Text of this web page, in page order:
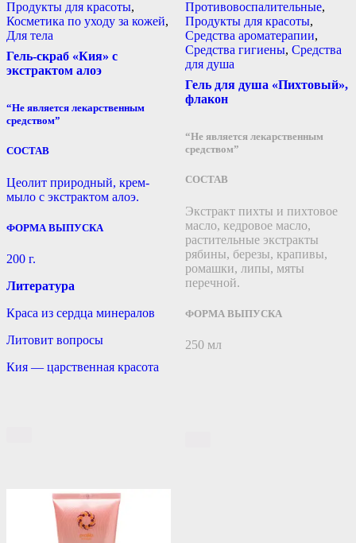
Продукты для красоты,
Косметика по уходу за кожей,
Для тела
Гель-скраб «Кия» с
экстрактом алоэ
“Не является лекарственным
средством”
СОСТАВ
Цеолит природный, крем-
мыло с экстрактом алоэ.
ФОРМА ВЫПУСКА
200 г.
Литература
Краса из сердца минералов
Литовит вопросы
Кия — царственная красота
Противовоспалительные,
Продукты для красоты,
Средства ароматерапии,
Средства гигиены, Средства
для душа
Гель для душа «Пихтовый»,
флакон
“Не является лекарственным
средством”
СОСТАВ
Экстракт пихты и пихтовое
масло, кедровое масло,
растительные экстракты
рябины, березы, крапивы,
ромашки, липы, мяты
перечной.
ФОРМА ВЫПУСКА
250 мл